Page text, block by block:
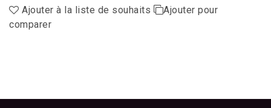
Ajouter à la liste de souhaits
Ajouter pour
comparer